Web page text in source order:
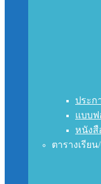
ประก
แบบฟ
หนังสื
ตารางเรีย